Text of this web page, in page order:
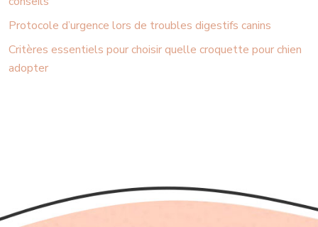
Protocole d’urgence lors de troubles digestifs canins
Critères essentiels pour choisir quelle croquette pour chien
adopter